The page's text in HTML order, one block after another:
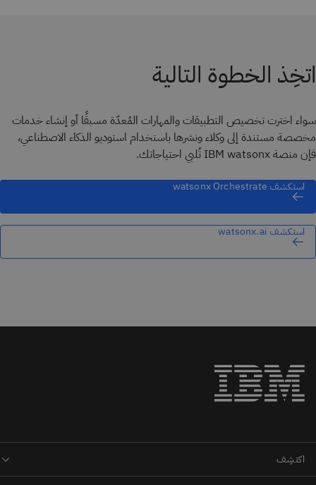
اتخِذ الخطوة التالية
سواء اخترت تخصيص التطبيقات والمهارات المُعدّة مسبقًا أو إنشاء خدمات
مخصصة مستندة إلى وكلاء ونشرها باستخدام استوديو الذكاء الاصطناعي،
فإن منصة IBM watsonx تُلبي احتياجاتك.
استكشف watsonx Orchestrate
استكشف watsonx.ai